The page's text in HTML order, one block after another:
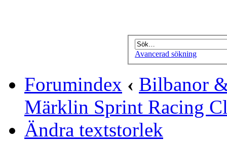
Avancerad sökning
Forumindex ‹ Bilbanor
Märklin Sprint Racing
Ändra textstorlek